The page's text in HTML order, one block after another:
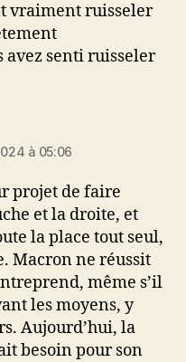
vraiment ruisseler
senti ruisseler
à 05:06
projet de faire
et la droite, et
la place tout seul,
Macron ne réussit
même s’il
les moyens, y
Aujourd’hui, la
besoin pour son